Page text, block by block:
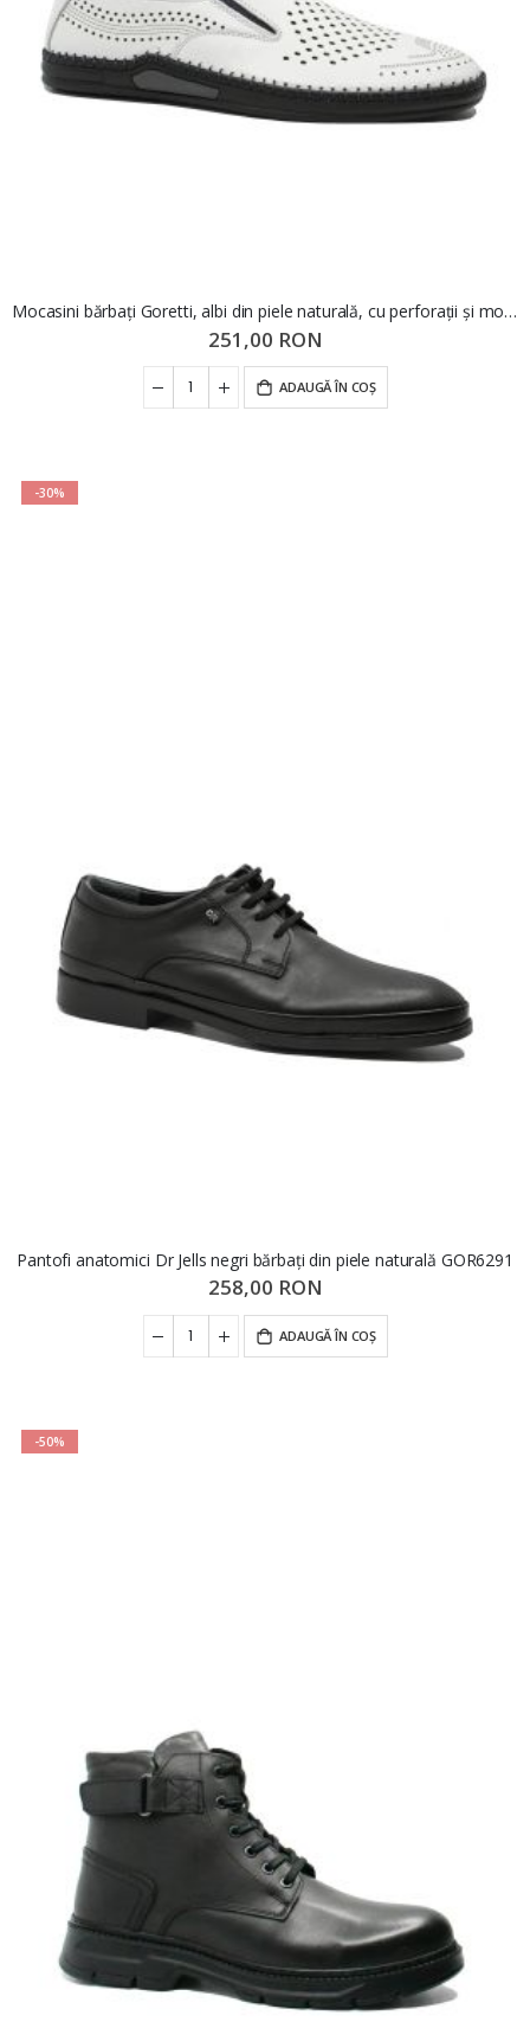
Mocasini bărbați Goretti, albi din piele naturală, cu perforații și modele GOR1049
251,00 RON
ADAUGĂ ÎN COȘ
-30%
Pantofi anatomici Dr Jells negri bărbați din piele naturală GOR6291
258,00 RON
ADAUGĂ ÎN COȘ
-50%